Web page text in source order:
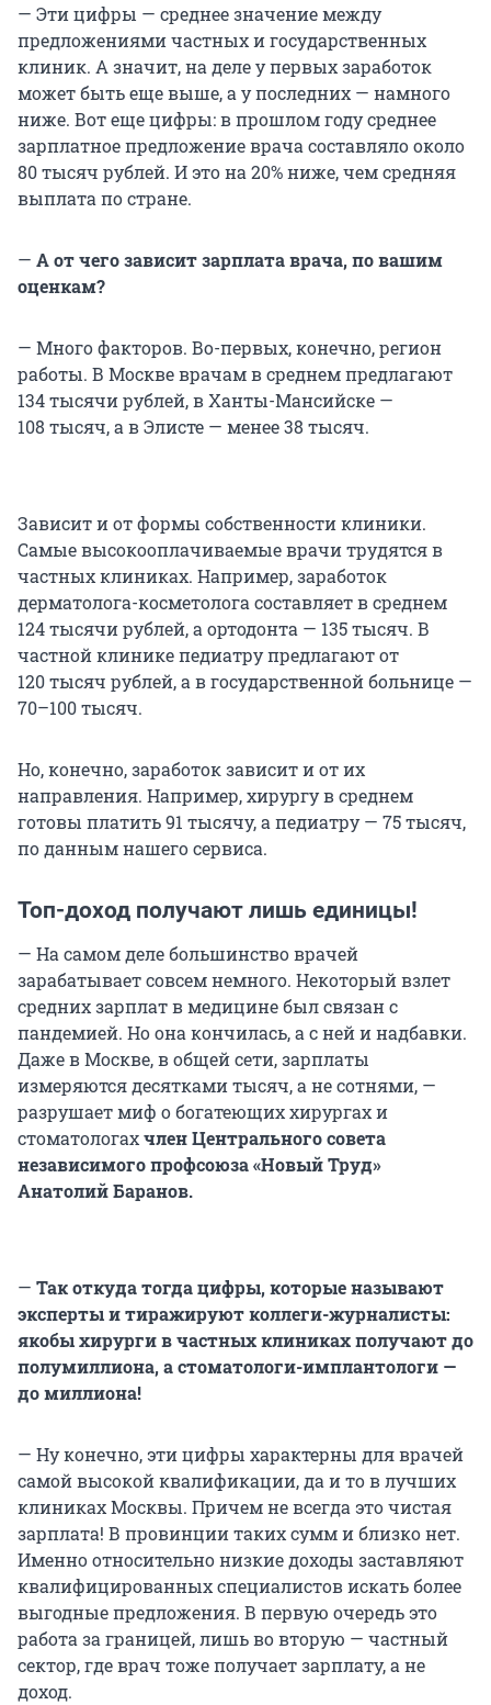
— Эти цифры — среднее значение между
предложениями частных и государственных
клиник. А значит, на деле у первых заработок
может быть еще выше, а у последних — намного
ниже. Вот еще цифры: в прошлом году среднее
зарплатное предложение врача составляло около
80 тысяч рублей. И это на 20% ниже, чем средняя
выплата по стране.
— А от чего зависит зарплата врача, по вашим
оценкам?
— Много факторов. Во-первых, конечно, регион
работы. В Москве врачам в среднем предлагают
134 тысячирублей, в Ханты-Мансийске —
108 тысяч, а в Элисте — менее38 тысяч.
Зависит и от формы собственности клиники.
Самые высокооплачиваемые врачи трудятся в
частных клиниках. Например, заработок
дерматолога-косметолога составляет в среднем
124 тысячирублей, а ортодонта — 135 тысяч. В
частной клинике педиатру предлагают от
120 тысяч рублей, а в государственной больнице —
70–100 тысяч.
Но, конечно, заработок зависит и от их
направления. Например, хирургу в среднем
готовы платить91 тысячу, а педиатру — 75 тысяч,
по данным нашего сервиса.
Топ-доход получают лишь единицы!
— На самом деле большинство врачей
зарабатывает совсем немного. Некоторый взлет
средних зарплат в медицине был связан с
пандемией. Но она кончилась, а с ней и надбавки.
Даже в Москве, в общей сети, зарплаты
измеряются десятками тысяч, а не сотнями, —
разрушает миф о богатеющих хирургах и
стоматологахчлен Центрального совета
независимого профсоюза «Новый Труд»
Анатолий Баранов.
— Так откуда тогда цифры, которые называют
эксперты и тиражируют коллеги-журналисты:
якобы хирурги в частных клиниках получают до
полумиллиона, а стоматологи-имплантологи —
до миллиона!
— Ну конечно, эти цифры характерны для врачей
самой высокой квалификации, да и то в лучших
клиниках Москвы. Причем не всегда это чистая
зарплата! В провинции таких сумм и близко нет.
Именно относительно низкие доходы заставляют
квалифицированных специалистов искать более
выгодные предложения. В первую очередь это
работа за границей, лишь во вторую — частный
сектор, где врач тоже получает зарплату, а не
доход.